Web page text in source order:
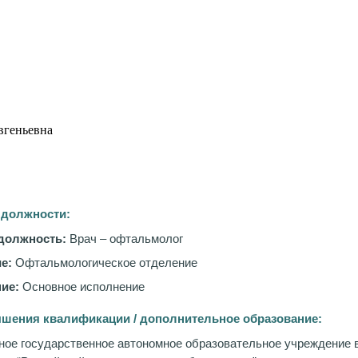
Врач – офтальмолог
Офтальмологическое отделение
Основное исполнение
квалификации / дополнительное образование:
государственное автономное образовательное учреждение